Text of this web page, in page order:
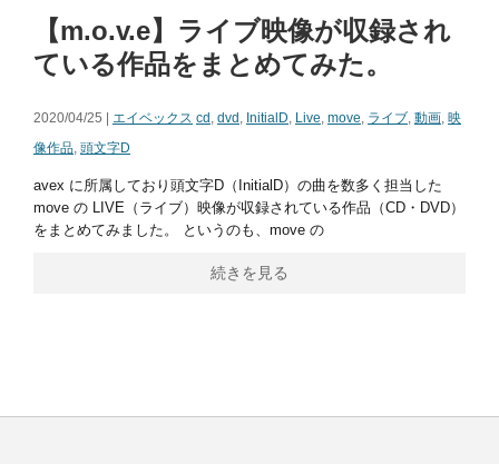
【m.o.v.e】ライブ映像が収録され
ている作品をまとめてみた。
2020/04/25 | エイベックス cd , dvd , InitialD, Live, move, ライブ, 動画, 映
像作品, 頭文字D
avex に所属しており頭文字D（InitialD）の曲を数多く担当した
move の LIVE（ライブ）映像が収録されている作品（CD・DVD）
をまとめてみました。 というのも、move の
続きを見る